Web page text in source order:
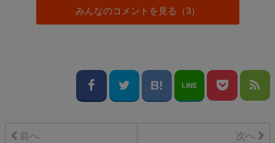
みんなのコメントを見る（3）
LINE